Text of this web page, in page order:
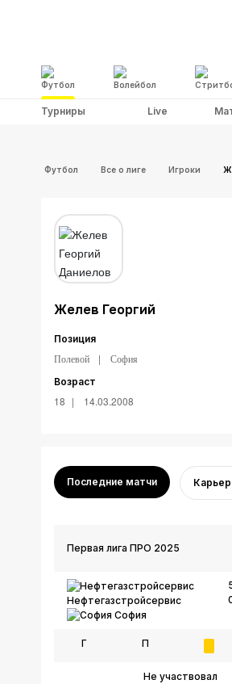
Футбол Волейбол
Турниры Live
Футбол Все о лиге Игроки
Желев Георгий
Позиция
Полевой София
Возраст
18 14.03.2008
Последние матчи
Первая лига ПРО 2025
Нефтегазстройсервис
София
Г П
Не участвовал